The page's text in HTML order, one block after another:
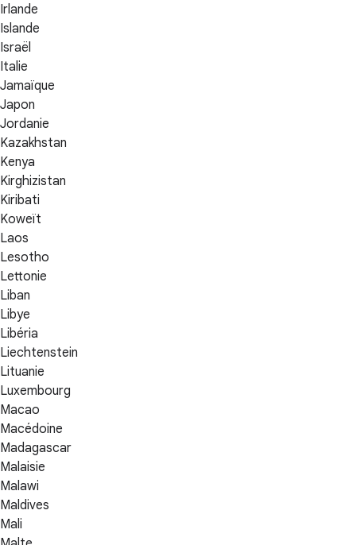
Irlande
Islande
Israël
Italie
Jamaïque
Japon
Jordanie
Kazakhstan
Kenya
Kirghizistan
Kiribati
Koweït
Laos
Lesotho
Lettonie
Liban
Libye
Libéria
Liechtenstein
Lituanie
Luxembourg
Macao
Macédoine
Madagascar
Malaisie
Malawi
Maldives
Mali